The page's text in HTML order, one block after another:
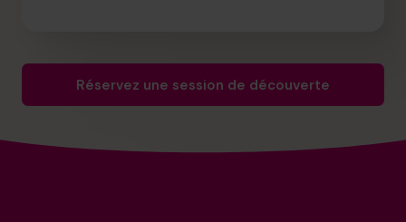
Réservez une session de découverte